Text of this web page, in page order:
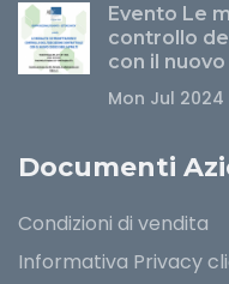
Evento Le
controllo
con il
Mon Jul 2024
Documenti
Condizioni di vendita
Informativa Privacy